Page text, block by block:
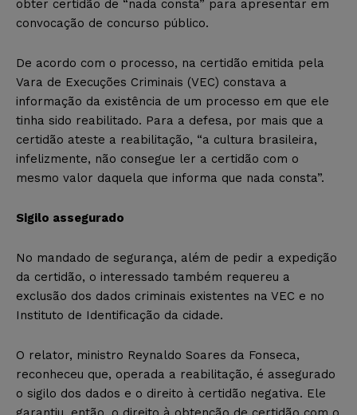
obter certidão de “nada consta” para apresentar em
convocação de concurso público.
De acordo com o processo, na certidão emitida pela
Vara de Execuções Criminais (VEC) constava a
informação da existência de um processo em que ele
tinha sido reabilitado. Para a defesa, por mais que a
certidão ateste a reabilitação, “a cultura brasileira,
infelizmente, não consegue ler a certidão com o
mesmo valor daquela que informa que nada consta”.
Sigilo assegurado
No mandado de segurança, além de pedir a expedição
da certidão, o interessado também requereu a
exclusão dos dados criminais existentes na VEC e no
Instituto de Identificação da cidade.
O relator, ministro Reynaldo Soares da Fonseca,
reconheceu que, operada a reabilitação, é assegurado
o sigilo dos dados e o direito à certidão negativa. Ele